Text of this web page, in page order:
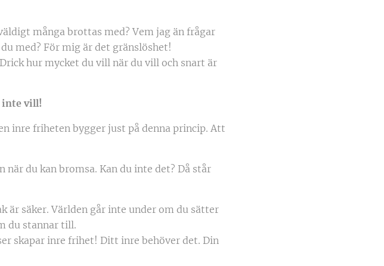
många brottas med? Vem jag än frågar
med? För mig är det gränslöshet!
hur mycket du vill när du vill och snart är
inte vill!
inre friheten bygger just på denna princip. Att
du kan bromsa. Kan du inte det? Då står
är säker. Världen går inte under om du sätter
du stannar till.
skapar inre frihet! Ditt inre behöver det. Din